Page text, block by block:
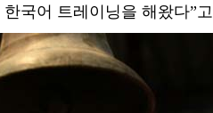
국어 트레이닝을 해왔다”